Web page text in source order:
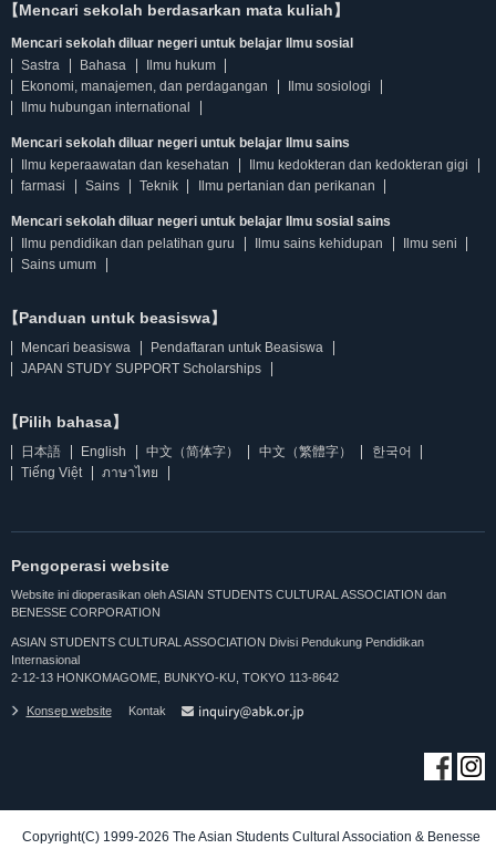
【Mencari sekolah berdasarkan mata kuliah】
Mencari sekolah diluar negeri untuk belajar Ilmu sosial
Sastra
Bahasa
Ilmu hukum
Ekonomi, manajemen, dan perdagangan
Ilmu sosiologi
Ilmu hubungan international
Mencari sekolah diluar negeri untuk belajar Ilmu sains
Ilmu keperaawatan dan kesehatan
Ilmu kedokteran dan kedokteran gigi
farmasi
Sains Teknik Ilmu pertanian dan perikanan
Mencari sekolah diluar negeri untuk belajar Ilmu sosial sains
Ilmu pendidikan dan pelatihan guru
Ilmu sains kehidupan
Ilmu seni
Sains umum
【Panduan untuk beasiswa】
Mencari beasiswa
Pendaftaran untuk Beasiswa
JAPAN STUDY SUPPORT Scholarships
【Pilih bahasa】
日本語 English 中文（简体字） 中文（繁體字）
한국어
Tiếng Việt
ภาษาไทย
Pengoperasi website
Website ini dioperasikan oleh ASIAN STUDENTS CULTURAL ASSOCIATION dan
BENESSE CORPORATION
ASIAN STUDENTS CULTURAL ASSOCIATION Divisi Pendukung Pendidikan
Internasional
2-12-13 HONKOMAGOME, BUNKYO-KU, TOKYO 113-8642
Konsep website Kontak
Copyright(C) 1999-2026 The Asian Students Cultural Association & Benesse